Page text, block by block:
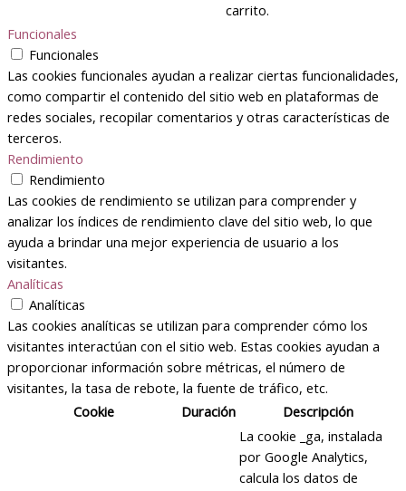
carrito.
Funcionales
Funcionales
Las cookies funcionales ayudan a realizar ciertas funcionalidades,
como compartir el contenido del sitio web en plataformas de
redes sociales, recopilar comentarios y otras características de
terceros.
Rendimiento
Rendimiento
Las cookies de rendimiento se utilizan para comprender y
analizar los índices de rendimiento clave del sitio web, lo que
ayuda a brindar una mejor experiencia de usuario a los
visitantes.
Analíticas
Analíticas
Las cookies analíticas se utilizan para comprender cómo los
visitantes interactúan con el sitio web. Estas cookies ayudan a
proporcionar información sobre métricas, el número de
visitantes, la tasa de rebote, la fuente de tráfico, etc.
Cookie
Duración
Descripción
La cookie _ga, instalada
por Google Analytics,
calcula los datos de